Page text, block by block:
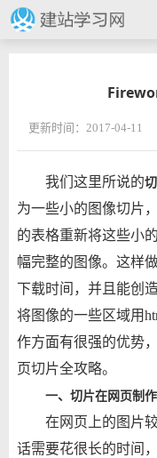
更新时间：2017-04-11
我们这里所说的
为一些小的图像切片
的表格重新将这些小
幅完整的图像。这样
下载时间，并且能创
将图像的一些区域用
作方面有很强的优势
页切片全攻略。
一、切片在网页制
在网页上的图片较
话需要花很长的时间